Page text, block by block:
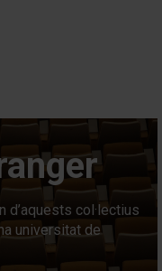
d’aquests col·lectius
universitat de